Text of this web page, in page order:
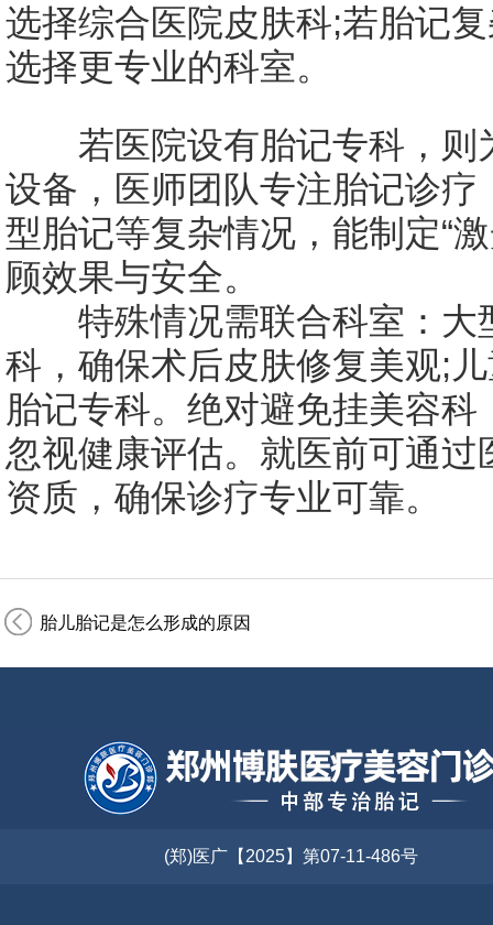
选择综合医院皮肤科;若胎记
选择更专业的科室。
若医院设有胎记专科，则
设备，医师团队专注胎记诊
型胎记等复杂情况，能制定“
顾效果与安全。
特殊情况需联合科室：大
科，确保术后皮肤修复美观;
胎记专科。绝对避免挂美容
忽视健康评估。就医前可通
资质，确保诊疗专业可靠。
胎儿胎记是怎么形成的原因
(郑)医广【2025】第07-11-486号